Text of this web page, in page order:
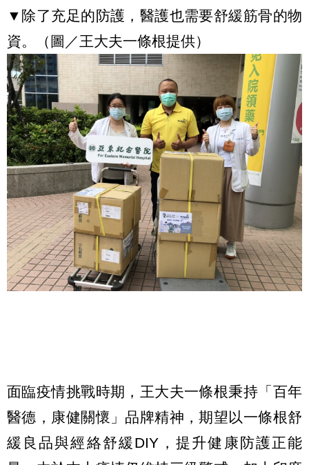
▼除了充足的防護，醫護也需要舒緩筋骨的物
資。（圖／王大夫一條根提供）
面臨疫情挑戰時期，王大夫一條根秉持「百年
醫德，康健關懷」品牌精神，期望以一條根舒
緩良品與經絡舒緩DIY，提升健康防護正能